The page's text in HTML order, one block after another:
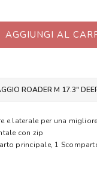
AGGIUNGI AL
ROADER M 17.3"
e laterale per una
con zip
principale, 1